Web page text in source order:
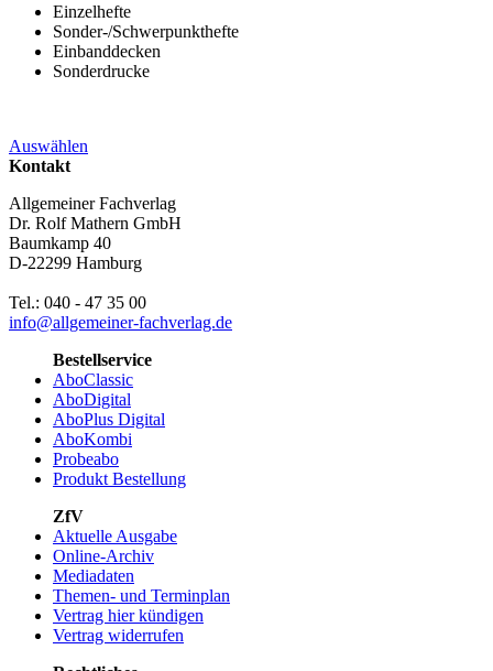
Einzelhefte
Sonder-/Schwerpunkthefte
Einbanddecken
Sonderdrucke
Auswählen
Kontakt
Allgemeiner Fachverlag
Dr. Rolf Mathern GmbH
Baumkamp 40
D-22299 Hamburg
Tel.: 040 - 47 35 00
info@allgemeiner-fachverlag.de
Bestellservice
AboClassic
AboDigital
AboPlus Digital
AboKombi
Probeabo
Produkt Bestellung
ZfV
Aktuelle Ausgabe
Online-Archiv
Mediadaten
Themen- und Terminplan
Vertrag hier kündigen
Vertrag widerrufen